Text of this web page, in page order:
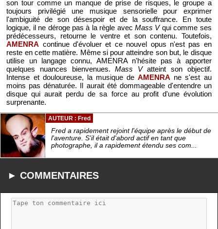
son tour comme un manque de prise de risques, le groupe a
toujours privilégié une musique sensorielle pour exprimer
l'ambiguité de son désespoir et de la souffrance. En toute
logique, il ne déroge pas à la règle avec Mass Vqui comme ses
prédécesseurs, retourne le ventre et son contenu. Toutefois,
AMENRA continue d'évoluer et ce nouvel opus n'est pas en
reste en cette matière. Même si pour atteindre son but, le disque
utilise un langage connu, AMENRA n'hésite pas à apporter
quelques nuances bienvenues.Mass Vatteint son objectif.
Intense et douloureuse, la musique deAMENRA ne s'est au
moins pas dénaturée. Il aurait été dommageable d'entendre un
disque qui aurait perdu de sa force au profit d'une évolution
surprenante.
AUTEUR : Fred
Fred a rapidement rejoint l'équipe après le début de
l'aventure. S'il était d'abord actif en tant que
photographe, il a rapidement étendu ses com...
► COMMENTAIRES